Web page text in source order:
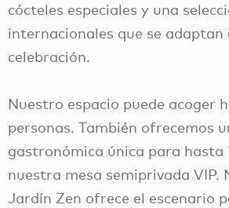
cócteles especiales y una
internacionales que se adaptan
celebración.
Nuestro espacio puede acoger
personas. También ofrecemos
gastronómica única para hasta
nuestra mesa semiprivada VIP.
Jardín Zen ofrece el escenario